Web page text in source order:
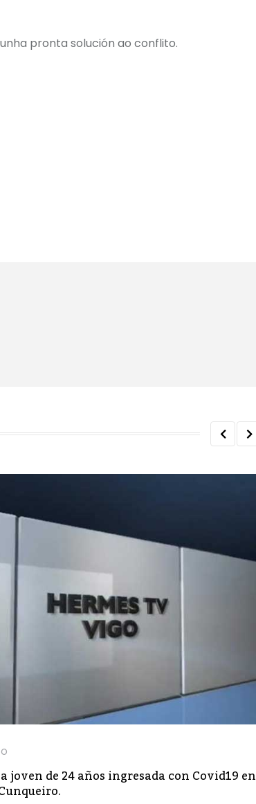
pronta solución ao conflito.
joven de 24 años ingresada con Covid19 en